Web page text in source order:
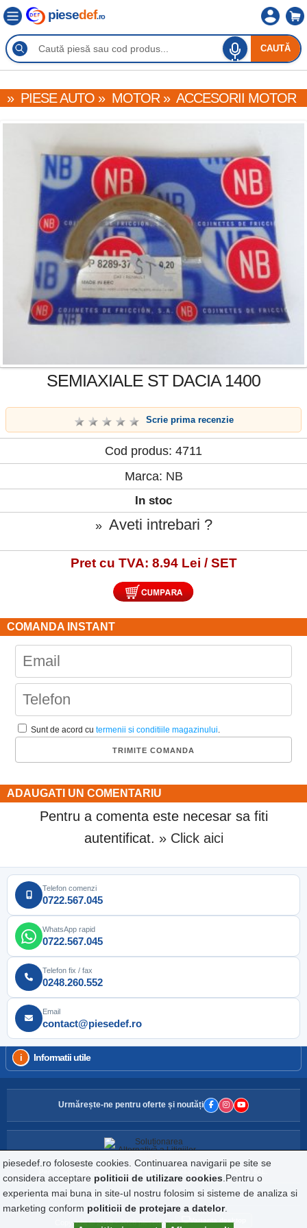
CAUTĂ
piesedef.ro
» PIESE AUTO » MOTOR » ACCESORII MOTOR
SEMIAXIALE ST DACIA 1400
Scrie prima recenzie
Cod produs: 4711
Marca: NB
In stoc
» Aveti intrebari ?
Pret cu TVA: 8.94 Lei / SET
COMANDA INSTANT
Sunt de acord cutermenii si conditiile magazinului
ADAUGATI UN COMENTARIU
Pentru a comenta este necesar sa fiti
autentificat. » Click aici
Telefon comenzi
0722.567.045
WhatsApp rapid
0722.567.045
Telefon fix / fax
0248.260.552
Email
contact@piesedef.ro
Informatii utile
Urmărește-ne pentru oferte și noutăți
Website detinut de DEF IMPORT EXPORT S.R.L., CIF: RO160729, Reg.Com: J03/2242/1992
Copyright © 2018 - 2026 piesedef.ro
piesedef.ro foloseste cookies. Continuarea navigarii pe site se
considera acceptare politicii de utilizare cookies .Pentru o
experienta mai buna in site-ul nostru folosim si sisteme de analiza si
marketing conform politicii de protejare a datelor.